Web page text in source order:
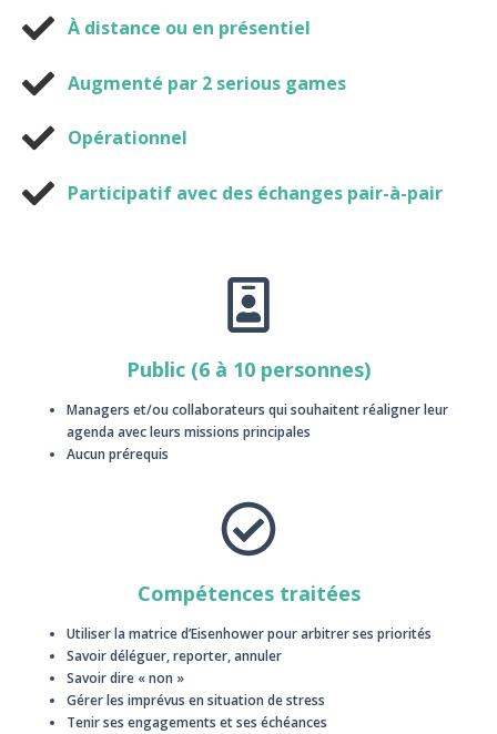
À distance ou en présentiel
Augmenté par 2 serious games
Opérationnel
Participatif avec des échanges pair-à-pair
Public (6 à 10 personnes)
Managers et/ou collaborateurs qui souhaitent réaligner leur
agenda avec leurs missions principales
Aucun prérequis
Compétences traitées
Utiliser la matrice d’Eisenhower pour arbitrer ses priorités
Savoir déléguer, reporter, annuler
Savoir dire « non »
Gérer les imprévus en situation de stress
Tenir ses engagements et ses échéances